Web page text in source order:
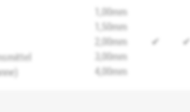
1,00mm
1,50mm
2,00mm
3,00mm
4,00mm
✔ ✔